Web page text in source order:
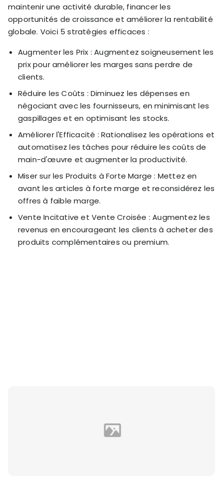
maintenir une activité durable, financer les
opportunités de croissance et améliorer la rentabilité
globale. Voici 5 stratégies efficaces :
Augmenter les Prix : Augmentez soigneusement les
prix pour améliorer les marges sans perdre de
clients.
Réduire les Coûts : Diminuez les dépenses en
négociant avec les fournisseurs, en minimisant les
gaspillages et en optimisant les stocks.
Améliorer l'Efficacité : Rationalisez les opérations et
automatisez les tâches pour réduire les coûts de
main-d'œuvre et augmenter la productivité.
Miser sur les Produits à Forte Marge : Mettez en
avant les articles à forte marge et reconsidérez les
offres à faible marge.
Vente Incitative et Vente Croisée : Augmentez les
revenus en encourageant les clients à acheter des
produits complémentaires ou premium.